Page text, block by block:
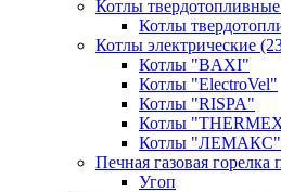
Котлы твердотопливные
Котлы
Котлы электрические
Котлы "BAXI"
Котлы "ElectroVel"
Котлы "RISPA"
Котлы
Котлы "ЛЕМАКС"
Печная газовая горелка
Угоп